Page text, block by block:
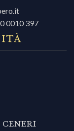
0010 397